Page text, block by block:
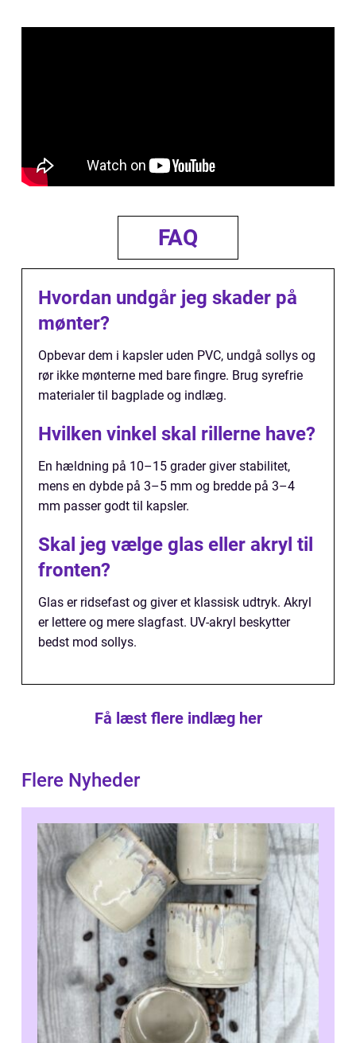
FAQ
Hvordan undgår jeg skader på
mønter?
Opbevar dem i kapsler uden PVC, undgå sollys og
rør ikke mønterne med bare fingre. Brug syrefrie
materialer til bagplade og indlæg.
Hvilken vinkel skal rillerne have?
En hældning på 10–15 grader giver stabilitet,
mens en dybde på 3–5 mm og bredde på 3–4
mm passer godt til kapsler.
Skal jeg vælge glas eller akryl til
fronten?
Glas er ridsefast og giver et klassisk udtryk. Akryl
er lettere og mere slagfast. UV-akryl beskytter
bedst mod sollys.
Få læst flere indlæg her
Flere Nyheder